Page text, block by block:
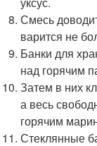
Смесь
варится не
Банки для
над горячим
Затем в них
а весь
горячим
Стеклянные